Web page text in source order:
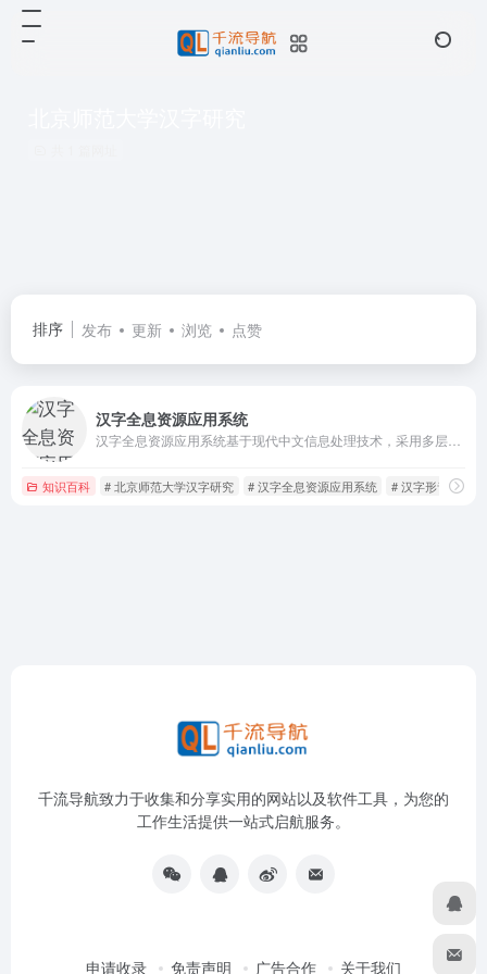
排序 发布 更新 浏览 点赞
汉字全息资源应用系统
知识百科 # 北京师范大学汉字研究 # 汉字全息资源应用系统 # 汉字形音义用码
千流导航致力于收集和分享实用的网站以及软件工具，为您的
工作生活提供一站式启航服务。
申请收录 免责声明 广告合作 关于我们